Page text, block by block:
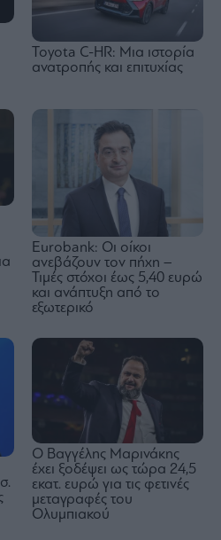
Toyota C-HR: Μια ιστορία
ανατροπής και επιτυχίας
Eurobank: Οι οίκοι
ανεβάζουν τον πήχη –
Τιμές στόχοι έως 5,40 ευρώ
και ανάπτυξη από το
εξωτερικό
Ο Βαγγέλης Μαρινάκης
έχει ξοδέψει ως τώρα 24,5
εκατ. ευρώ για τις φετινές
μεταγραφές του
Ολυμπιακού